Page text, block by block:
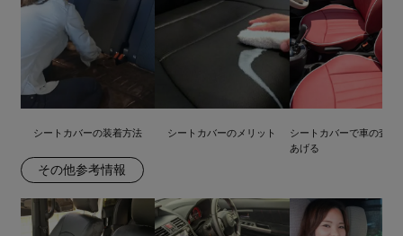
シートカバーの装着方法 シートカバーのメリット
シートカバーで車の査定
あげる
その他参考情報